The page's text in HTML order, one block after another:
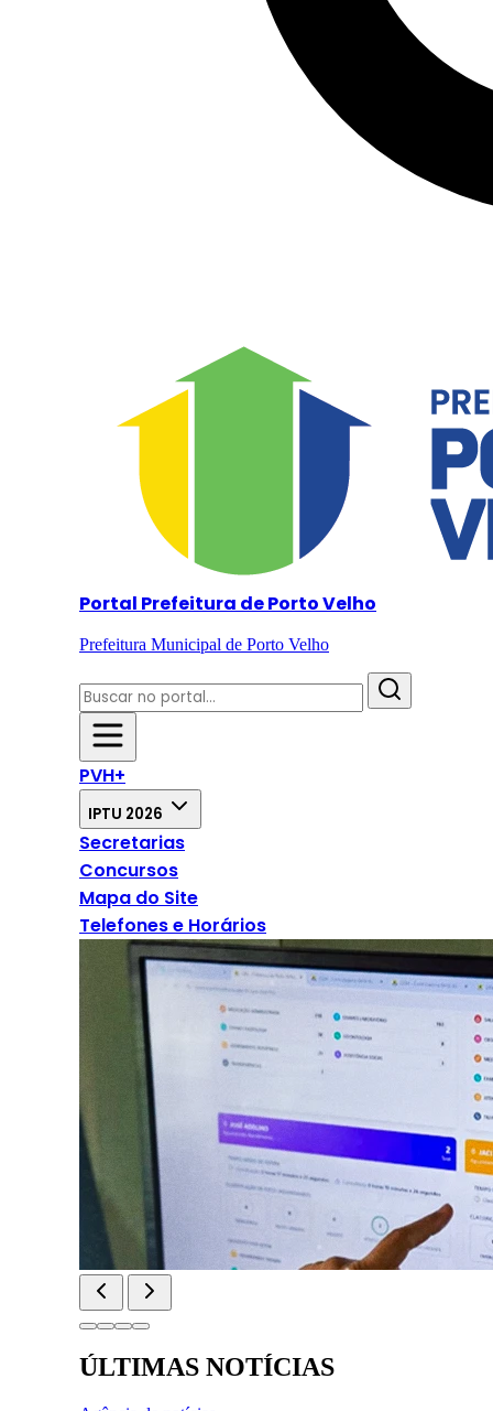
Portal Prefeitura de Porto Velho
Prefeitura Municipal de Porto Velho
PVH+
IPTU 2026
Secretarias
Concursos
Mapa do Site
Telefones e Horários
ÚLTIMAS NOTÍCIAS